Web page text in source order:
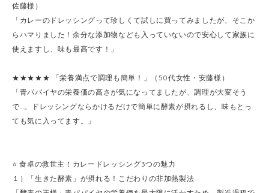
佐藤様）
「カレーのドレッシングって珍しくて試しに買ってみましたが、そこか
らハマりました！余分な添加物なども入っていないので安心して家族に
使えますし、味も最高です！」
★★★★★ 「栄養満点で調理も簡単！」（50代女性・安藤様）
「青パパイヤの栄養価の高さが気になってましたが、調理が大変そう
で…。ドレッシングならかけるだけで簡単に酵素が摂れるし、味もとっ
ても気に入ってます。」
⭐️ 食卓の救世主！カレードレッシング3つの魅力
１）「生きた酵素」が摂れる！こだわりの非加熱製法